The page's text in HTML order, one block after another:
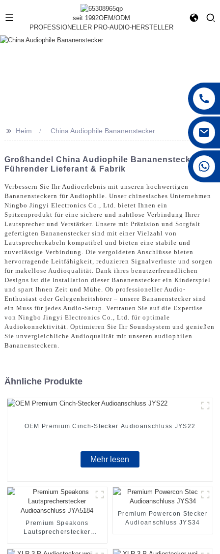
seit 1992OEM/ODM
PROFESSIONELLER PRO-AUDIO-HERSTELLER
+86 15168592711
>> Heim China Audiophile Bananenstecker
Großhandel China Audiophile Bananenstecker -
Führender Lieferant & Fabrik
Verbessern Sie Ihr Audioerlebnis mit unseren hochwertigen
Bananensteckern für Audiophile. Unser chinesisches Unternehmen
Ningbo Jingyi Electronics Co., Ltd. bietet Ihnen ein
Spitzenprodukt für eine sichere und nahtlose Verbindung Ihrer
Lautsprecher und Verstärker. Unsere mit Präzision und Sorgfalt
gefertigten Bananenstecker sind mit einer Vielzahl von
Lautsprecherkabeln kompatibel und bieten eine stabile und
zuverlässige Verbindung. Die vergoldeten Anschlüsse bieten
hervorragende Leitfähigkeit, reduzieren Signalverluste und sorgen
für makellose Audioqualität. Dank ihres benutzerfreundlichen
Designs ist die Installation dieser Bananenstecker ein Kinderspiel
und spart Ihnen Zeit und Mühe. Ob professioneller Audio-
Enthusiast oder Gelegenheitshörer – unsere Bananenstecker sind
ein Muss für jedes Audio-Setup. Vertrauen Sie auf die Expertise
von Ningbo Jingyi Electronics Co., Ltd. für optimale
Audiokonnektivität. Optimieren Sie Ihr Soundsystem und genießen
Sie unvergleichliche Audioqualität mit unseren audiophilen
Bananensteckern.
Ähnliche Produkte
OEM Premium Cinch-Stecker Audioanschluss JYS22
Mehr lesen
Premium Speakons
Lautsprecherstecker
Premium Powercon Stecker
Audioanschluss JYS34